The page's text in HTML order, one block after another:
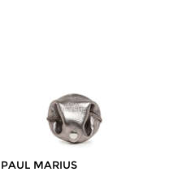
PAUL MARIUS